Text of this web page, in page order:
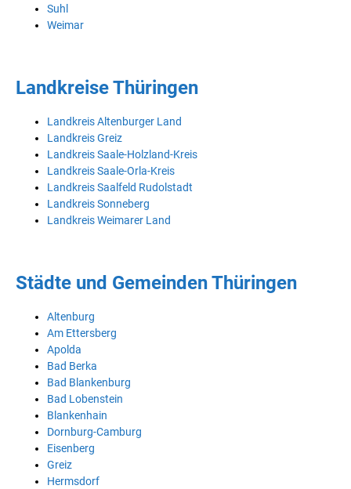
Suhl
Weimar
Landkreise Thüringen
Landkreis Altenburger Land
Landkreis Greiz
Landkreis Saale-Holzland-Kreis
Landkreis Saale-Orla-Kreis
Landkreis Saalfeld Rudolstadt
Landkreis Sonneberg
Landkreis Weimarer Land
Städte und Gemeinden Thüringen
Altenburg
Am Ettersberg
Apolda
Bad Berka
Bad Blankenburg
Bad Lobenstein
Blankenhain
Dornburg-Camburg
Eisenberg
Greiz
Hermsdorf